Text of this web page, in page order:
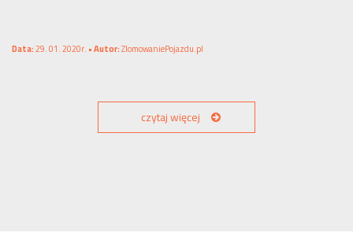
Data:29. 01. 2020r. •Autor:ZlomowaniePojazdu.pl
czytaj więcej